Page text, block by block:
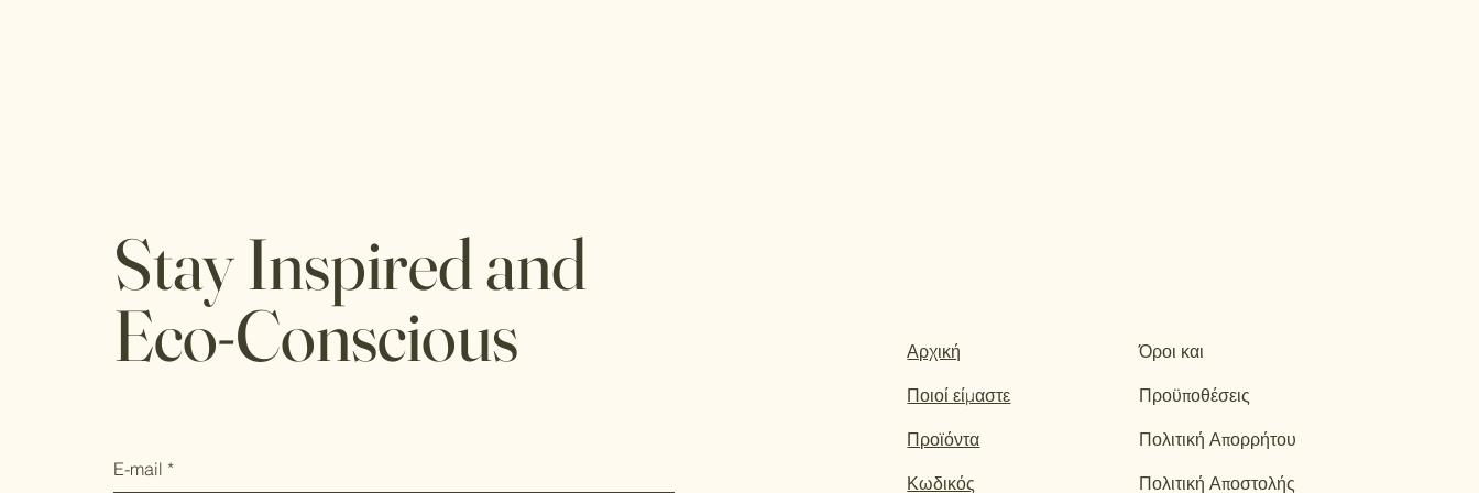
Stay Inspired and
Eco-Conscious
E-mail *
Αρχική
Ποιοί είμαστε
Προϊόντα
Κωδικός
Όροι και
Προϋποθέσεις
Πολιτική Απορρήτου
Πολιτική Αποστολής